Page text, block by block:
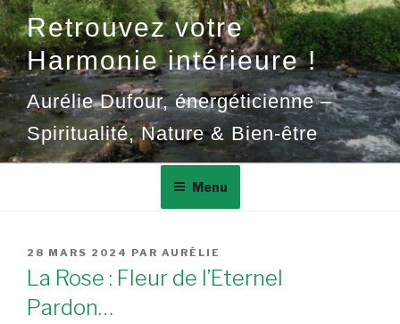
Retrouvez votre
Harmonie intérieure !
Aurélie Dufour, énergéticienne –
Spiritualité, Nature & Bien-être
Menu
PUBLIÉ
LE
28 MARS 2024 PAR AURÉLIE
La Rose : Fleur de l’Eternel
Pardon…